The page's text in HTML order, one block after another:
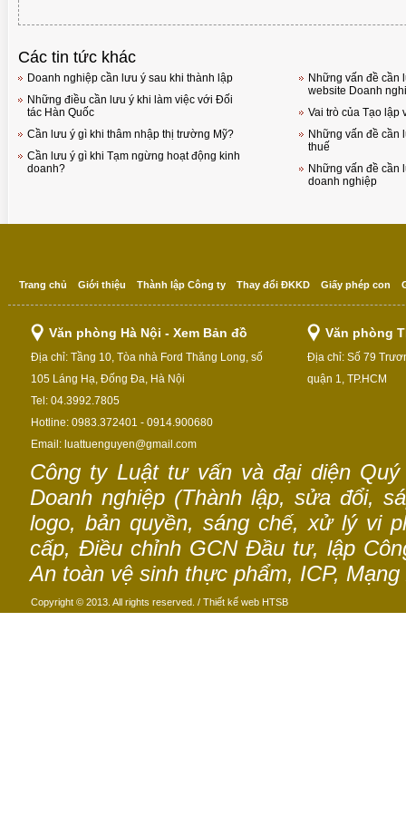
Các tin tức khác
Doanh nghiệp cần lưu ý sau khi thành lập
Những điều cần lưu ý khi làm việc với Đối
tác Hàn Quốc
Cần lưu ý gì khi thâm nhập thị trường Mỹ?
Cần lưu ý gì khi Tạm ngừng hoạt động kinh
doanh?
Những vấn đề cần
website Doanh
Vai trò của Tạo
Những vấn đề cần
thuế
Những vấn đề cần
doanh nghiệp
Trang chủ Giới thiệu Thành lập Công ty Thay đổi ĐKKD Giấy phép con
Văn phòng Hà Nội - Xem Bản đồ
Địa chỉ: Tầng 10, Tòa nhà Ford Thăng Long, số
105 Láng Hạ, Đống Đa, Hà Nội
Tel: 04.3992.7805
Hotline: 0983.372401 - 0914.900680
Email: luattuenguyen@gmail.com
Văn phòng
Địa chỉ: Số 79
quận 1, TP.HCM
Công ty Luật tư vấn và đại diện
Doanh nghiệp (Thành lập, sửa đổi,
logo, bản quyền, sáng chế, xử lý vi
cấp, Điều chỉnh GCN Đầu tư, lập
An toàn vệ sinh thực phẩm, ICP,
Copyright © 2013. All rights reserved. / Thiết kế web HTSB